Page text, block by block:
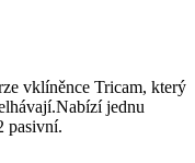
vklíněnce Tricam, který
jednu
pasivní.